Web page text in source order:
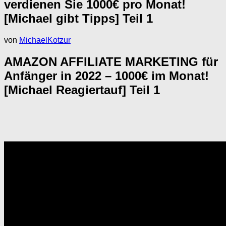
verdienen Sie 1000€ pro Monat!
[Michael gibt Tipps] Teil 1
von MichaelKotzur
AMAZON AFFILIATE MARKETING für
Anfänger in 2022 – 1000€ im Monat!
[Michael Reagiertauf] Teil 1